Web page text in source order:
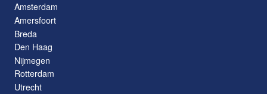
Amsterdam
Amersfoort
Breda
Den Haag
Nijmegen
Rotterdam
Utrecht